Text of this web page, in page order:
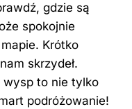
gdzie są
spokojnie
Krótko
skrzydeł.
wysp to nie tylko
podróżowanie!